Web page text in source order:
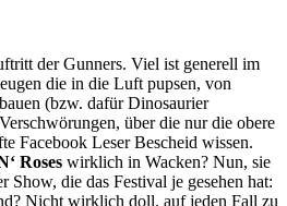
der Gunners. Viel ist generell im
die in die Luft pupsen, von
(bzw. dafür Dinosaurier
über die nur die obere
Facebook Leser Bescheid wissen.
Roses wirklich in Wacken? Nun, sie
Show, die das Festival je gesehen hat:
Nicht wirklich doll, auf jeden Fall zu